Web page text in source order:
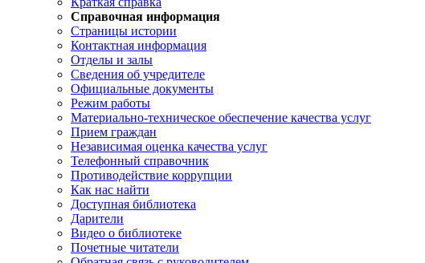
Справочная информация
Страницы истории
Контактная информация
Отделы и залы
Сведения об учредителе
Официальные документы
Режим работы
Материально-техническое обеспечение качества услуг
Прием граждан
Независимая оценка качества услуг
Телефонный справочник
Противодействие коррупции
Как нас найти
Доступная библиотека
Дарители
Видео о библиотеке
Почетные читатели